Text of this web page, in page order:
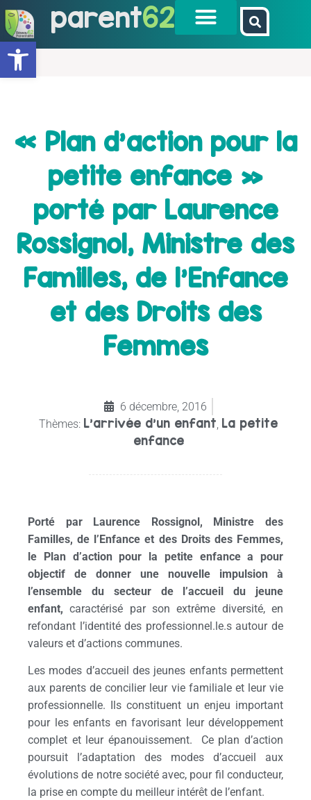
Ouvrir la barre d’outils
parent62
« Plan d’action pour la
petite enfance »
porté par Laurence
Rossignol, Ministre des
Familles, de l’Enfance
et des Droits des
Femmes
6 décembre, 2016
Thèmes: L'arrivée d'un enfant La petite
enfance
Porté par Laurence Rossignol, Ministre des
Familles, de l’Enfance et des Droits des Femmes,
le Plan d’action pour la petite enfance a pour
objectif de donner une nouvelle impulsion à
l’ensemble du secteur de l’accueil du jeune
enfant,caractérisé par son extrême diversité, en
refondant l’identité des professionnel.le.s autour de
valeurs et d’actions communes.
Les modes d’accueil des jeunes enfants permettent
aux parents de concilier leur vie familiale et leur vie
professionnelle. Ils constituent un enjeu important
pour les enfants en favorisant leur développement
complet et leur épanouissement.
Ce plan d’action
poursuit l’adaptation des modes d’accueil aux
évolutions de notre société avec, pour fil conducteur,
la prise en compte du meilleur intérêt de l’enfant.